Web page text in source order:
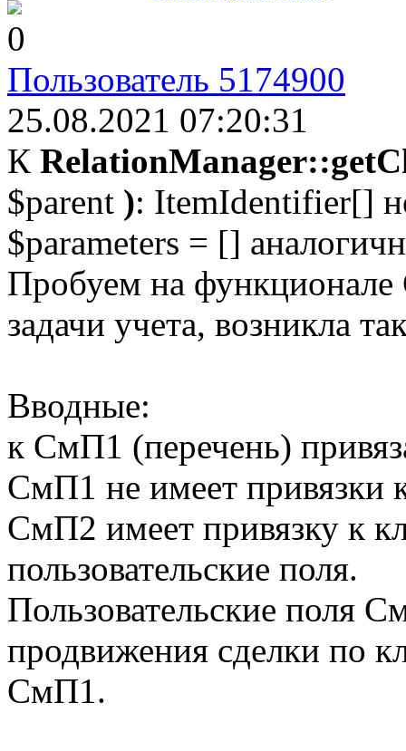
0
Пользователь 5174900
25.08.2021 07:20:31
К
$parent ): ItemIdentifier[]
$parameters = []
Пробуем на
задачи учета, возникла
Вводные:
к СмП1 (перечень)
СмП1 не имеет привязки
СмП2 имеет привязку к
пользовательские поля.
Пользовательские поля
продвижения сделки по
СмП1.